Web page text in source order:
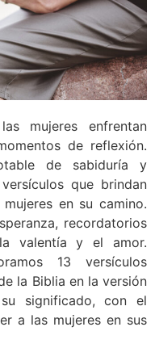
mujeres enfrentan
de reflexión.
de sabiduría y
que brindan
en su camino.
recordatorios
valentía y el amor.
13 versículos
la Biblia en la versión
significado, con el
a las mujeres en sus